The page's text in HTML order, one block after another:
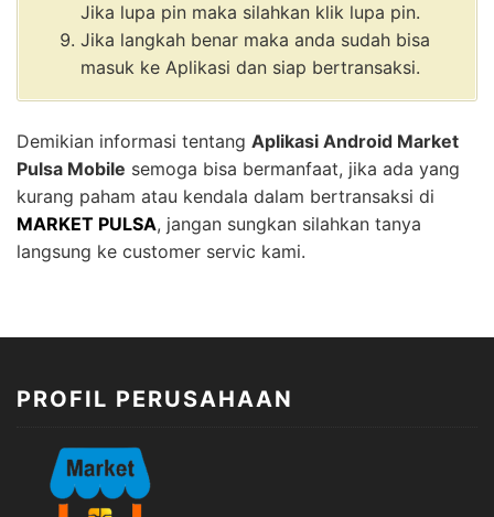
Jika lupa pin maka silahkan klik lupa pin.
Jika langkah benar maka anda sudah bisa
masuk ke Aplikasi dan siap bertransaksi.
Demikian informasi tentang Aplikasi Android Market
Pulsa Mobile semoga bisa bermanfaat, jika ada yang
kurang paham atau kendala dalam bertransaksi di
MARKET PULSA, jangan sungkan silahkan tanya
langsung ke customer servic kami.
PROFIL PERUSAHAAN